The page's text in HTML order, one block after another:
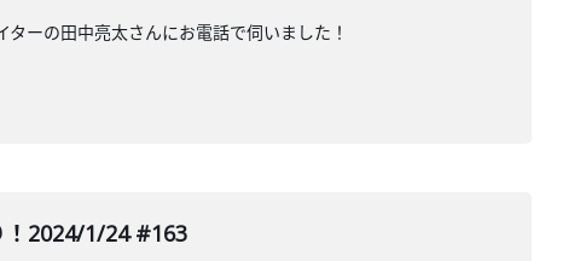
ーの田中亮太さんにお電話で伺いました！
！2024/1/24 #163